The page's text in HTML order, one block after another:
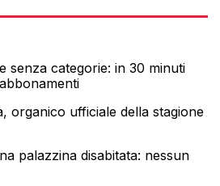
senza categorie: in 30 minuti
organico ufficiale della stagione
palazzina disabitata: nessun